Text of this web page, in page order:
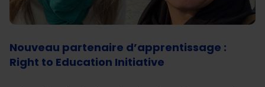
Nouveau partenaire d’apprentissage :
Right to Education Initiative